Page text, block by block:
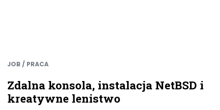
JOB / PRACA
Zdalna konsola, instalacja NetBSD i
kreatywne lenistwo